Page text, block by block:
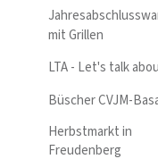
mit Grillen
LTA - Let's talk
Büscher CVJM-
Herbstmarkt in
Freudenberg